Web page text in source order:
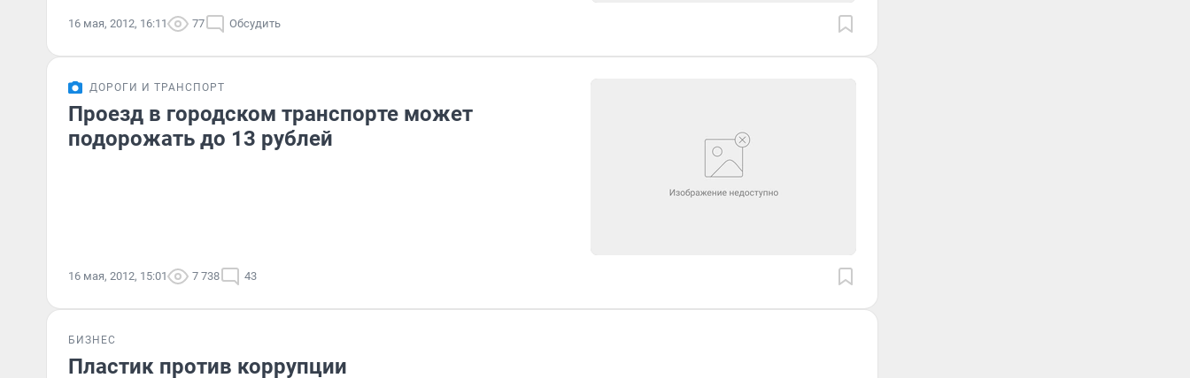
16 мая, 2012, 16:11 77 Обсудить
ДОРОГИ И ТРАНСПОРТ
Проезд в городском транспорте может
подорожать до 13 рублей
16 мая, 2012, 15:01 7 738 43
БИЗНЕС
Пластик против коррупции